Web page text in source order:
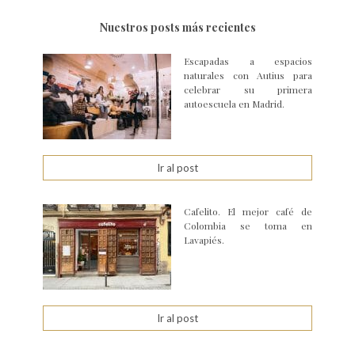
Nuestros posts más recientes
Escapadas a espacios
naturales con Autius para
celebrar su primera
autoescuela en Madrid.
Ir al post
Cafelito. El mejor café de
Colombia se toma en
Lavapiés.
Ir al post